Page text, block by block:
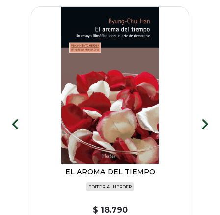
EL AROMA DEL TIEMPO
EDITORIAL HERDER
$ 18.790